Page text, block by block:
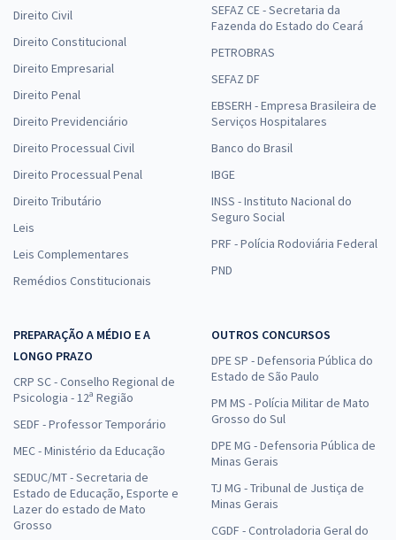
Direito Civil
Direito Constitucional
Direito Empresarial
Direito Penal
Direito Previdenciário
Direito Processual Civil
Direito Processual Penal
Direito Tributário
Leis
Leis Complementares
Remédios Constitucionais
SEFAZ CE - Secretaria da
Fazenda do Estado do Ceará
PETROBRAS
SEFAZ DF
EBSERH - Empresa Brasileira de
Serviços Hospitalares
Banco do Brasil
IBGE
INSS - Instituto Nacional do
Seguro Social
PRF - Polícia Rodoviária Federal
PND
PREPARAÇÃO A MÉDIO E A
LONGO PRAZO
CRP SC - Conselho Regional de
Psicologia - 12ª Região
SEDF - Professor Temporário
MEC - Ministério da Educação
SEDUC/MT - Secretaria de
Estado de Educação, Esporte e
Lazer do estado de Mato
Grosso
OUTROS CONCURSOS
DPE SP - Defensoria Pública do
Estado de São Paulo
PM MS - Polícia Militar de Mato
Grosso do Sul
DPE MG - Defensoria Pública de
Minas Gerais
TJ MG - Tribunal de Justiça de
Minas Gerais
CGDF - Controladoria Geral do